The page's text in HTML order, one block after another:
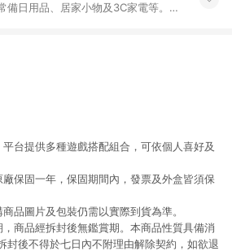
備日用品、居家小物及3C家電等。全
尋@10mart。 ＊特定 iPhone17 將不
台提供多種遊戲搭配組合，可依個人喜好及
保固一年，保固期間內，發票及外盒皆須保
品圖片及包裝仍需以實際到貨為準。
商品經拆封後無鑑賞期。本商品性質具備消
封後不得於七日內不附理由解除契約，如欲退